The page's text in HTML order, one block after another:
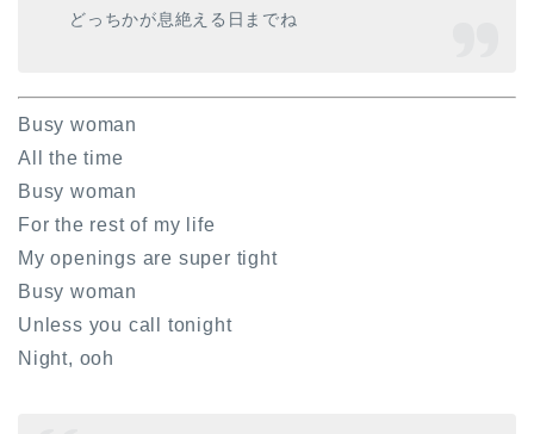
どっちかが息絶える日までね
Busy woman
All the time
Busy woman
For the rest of my life
My openings are super tight
Busy woman
Unless you call tonight
Night, ooh